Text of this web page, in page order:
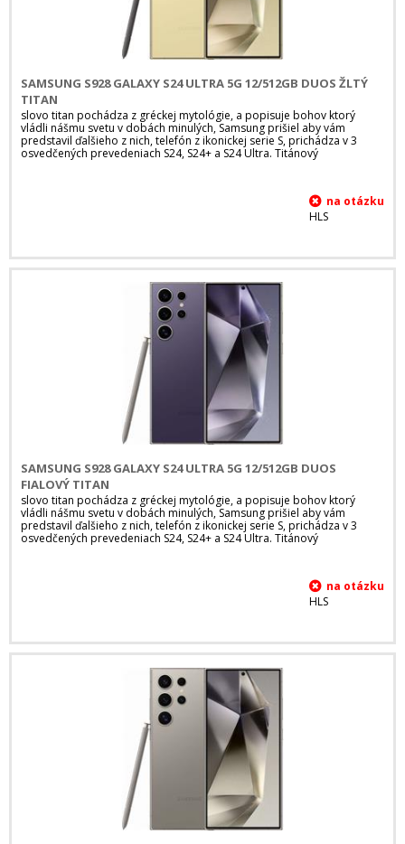
SAMSUNG S928 GALAXY S24 ULTRA 5G 12/512GB DUOS ŽLTÝ
TITAN
slovo titan pochádza z gréckej mytológie, a popisuje bohov ktorý
vládli nášmu svetu v dobách minulých, Samsung prišiel aby vám
predstavil ďalšieho z nich, telefón z ikonickej serie S, prichádza v 3
osvedčených prevedeniach S24, S24+ a S24 Ultra. Titánový
HLS
SAMSUNG S928 GALAXY S24 ULTRA 5G 12/512GB DUOS
FIALOVÝ TITAN
slovo titan pochádza z gréckej mytológie, a popisuje bohov ktorý
vládli nášmu svetu v dobách minulých, Samsung prišiel aby vám
predstavil ďalšieho z nich, telefón z ikonickej serie S, prichádza v 3
osvedčených prevedeniach S24, S24+ a S24 Ultra. Titánový
HLS